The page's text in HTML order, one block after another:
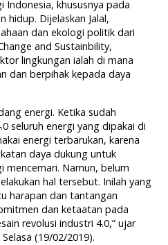
khususnya pada
hidup. Dijelaskan Jalal,
dan ekologi politik dari
and Sustainbility,
lingkungan ialah di mana
dan berpihak kepada daya
energi. Ketika sudah
seluruh energi yang dipakai di
energi terbarukan, karena
daya dukung untuk
mencemari. Namun, belum
hal tersebut. Inilah yang
harapan dan tantangan
dan ketaatan pada
revolusi industri 4.0,” ujar
(19/02/2019).